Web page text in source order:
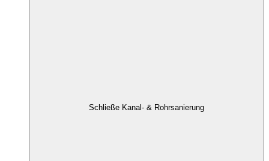
Schließe Kanal- & Rohrsanierung